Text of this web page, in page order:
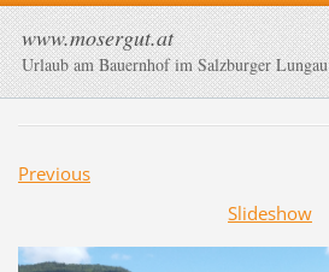
www.mosergut.at
Urlaub am Bauernhof im Salzburger Lungau
Previous
Slideshow